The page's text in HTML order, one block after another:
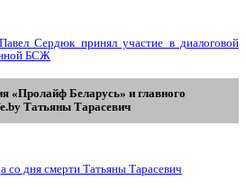
Сердюк принял участие в диалоговой
БСЖ
«Пролайф Беларусь» и главного
Tатьяны Tарасевич
со дня смерти Татьяны Тарасевич